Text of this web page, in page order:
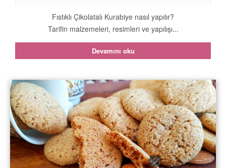
Fıstıklı Çikolatalı Kurabiye nasıl yapılır?
Tarifin malzemeleri, resimleri ve yapılışı...
Devamını oku